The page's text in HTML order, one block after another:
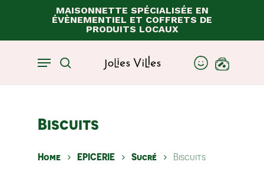
MAISONNETTE SPÉCIALISÉE EN
ÉVÈNEMENTIEL ET COFFRETS DE
PRODUITS LOCAUX
search
account
Menu
Biscuits
Home EPICERIE Sucré Biscuits